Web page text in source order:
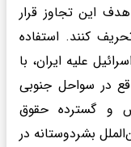
این تجاوز قرار
کنند. استفاده
علیه ایران، با
در سواحل جنوبی
و گسترده حقوق
بشردوستانه در